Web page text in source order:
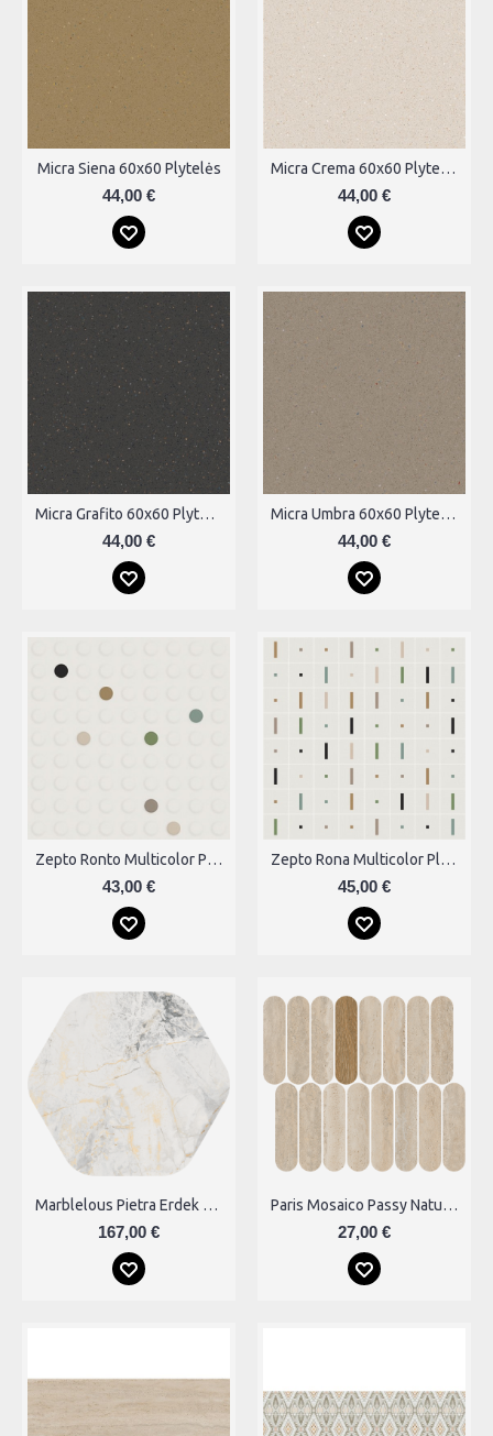
Micra Siena 60x60 Plytelės
44,00 €
Micra Crema 60x60 Plytelės
44,00 €
Micra Grafito 60x60 Plytelės
44,00 €
Micra Umbra 60x60 Plytelės
44,00 €
Zepto Ronto Multicolor Plytelės
43,00 €
Zepto Rona Multicolor Plytelės
45,00 €
Marblelous Pietra Erdek Plytelės
167,00 €
Paris Mosaico Passy Natural 27x31 Plytelės
27,00 €